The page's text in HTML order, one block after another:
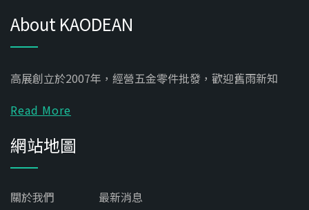
About KAODEAN
高展創立於2007年，經營五金零件批發，歡迎舊雨新知
Read More
網站地圖
關於我們 最新消息